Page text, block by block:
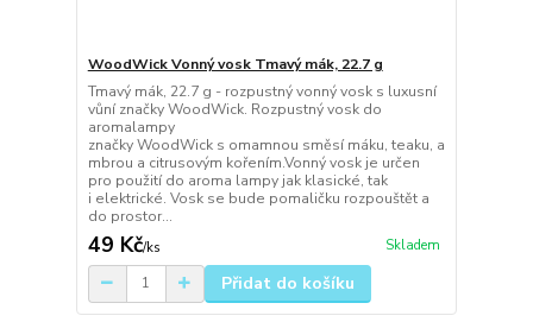
WoodWick Vonný vosk Tmavý mák, 22.7 g
Tmavý mák, 22.7 g - rozpustný vonný vosk s luxusní
vůní značky WoodWick. Rozpustný vosk do
aromalampy
značky WoodWick s omamnou směsí máku, teaku, a
mbrou a citrusovým kořením.Vonný vosk je určen
pro použití do aroma lampy jak klasické, tak
i elektrické. Vosk se bude pomaličku rozpouštět a
do prostor...
49 Kč/ks Skladem
Přidat do košíku